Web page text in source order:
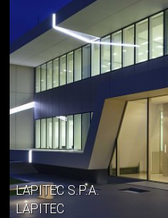
LAPITEC S.P.A.
LAPITEC